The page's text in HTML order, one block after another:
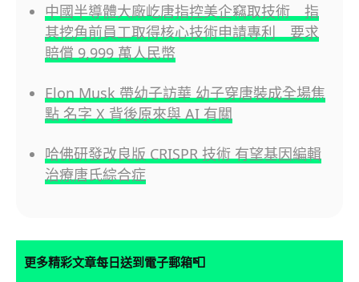
中國半導體大廠屹唐指控美企竊取技術 指
其挖角前員工取得核心技術申請專利 要求
賠償 9,999 萬人民幣
Elon Musk 帶幼子訪華 幼子穿唐裝成全場焦
點 名字 X 背後原來與 AI 有關
哈佛研發改良版 CRISPR 技術 有望基因編輯
治療唐氏綜合症
更多精彩文章每日送到電子郵箱📮